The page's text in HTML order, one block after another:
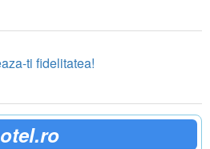
ti fidelitatea!